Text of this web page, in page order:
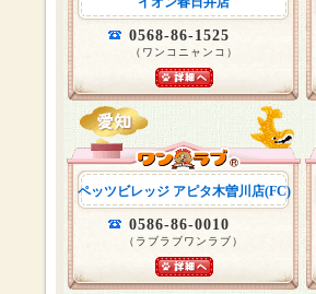
0568-86-1525
（ワンコニャンコ）
ペッツビレッジ アピタ木曽川店(FC)
0586-86-0010
（ラブラブワンラブ）